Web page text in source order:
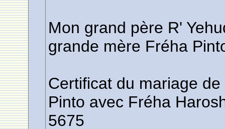
Mon grand père R'
grande mère Fréha
Certificat du mariage
Pinto avec Fréha
5675